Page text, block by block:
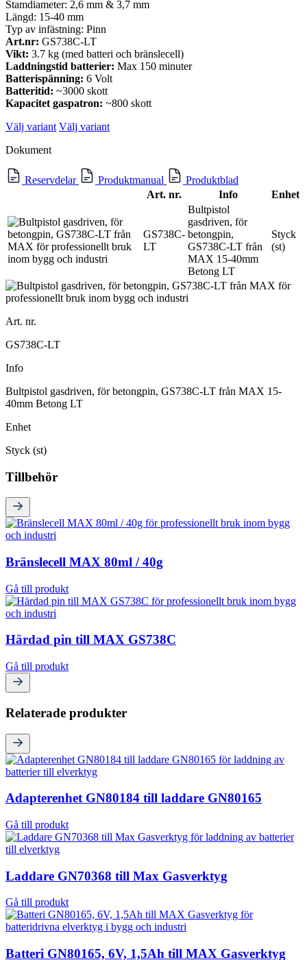
Stamdiameter: 2,6 mm & 3,7 mm
Längd: 15-40 mm
Typ av infästning: Pinn
Art.nr: GS738C-LT
Vikt: 3.7 kg (med batteri och bränslecell)
Laddningstid batterier: Max 150 minuter
Batterispänning: 6 Volt
Batteritid: ~3000 skott
Kapacitet gaspatron: ~800 skott
Välj variant Välj variant
Dokument
Reservdelar Produktmanual
Produktblad
Art. nr.
Info Enhet
GS738C-
LT
Bultpistol
gasdriven, för
betongpin,
GS738C-LT från
MAX 15-40mm
Betong LT
Styck
(st)
Art. nr.
GS738C-LT
Info
Bultpistol gasdriven, för betongpin, GS738C-LT från MAX 15-
40mm Betong LT
Enhet
Styck (st)
Tillbehör
Bränslecell MAX 80ml / 40g
Gå till produkt
Härdad pin till MAX GS738C
Gå till produkt
Relaterade produkter
Adapterenhet GN80184 till laddare GN80165
Gå till produkt
Laddare GN70368 till Max Gasverktyg
Gå till produkt
Batteri GN80165, 6V, 1,5Ah till MAX Gasverktyg